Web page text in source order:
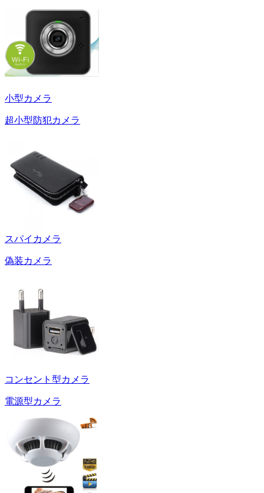
小型カメラ
超小型防犯カメラ
スパイカメラ
偽装カメラ
コンセント型カメラ
電源型カメラ